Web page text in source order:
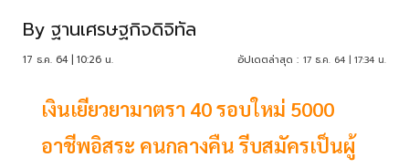
By ฐานเศรษฐกิจดิจิทัล
17 ธ.ค. 64 | 10:26 น. อัปเดตล่าสุด : 17 ธ.ค. 64 | 17:34 น.
เงินเยียวยามาตรา 40 รอบใหม่ 5000
อาชีพอิสระ คนกลางคืน รีบสมัครเป็นผู้